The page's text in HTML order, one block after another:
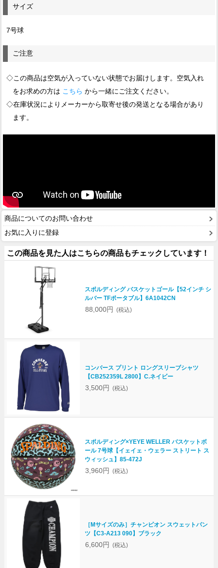
サイズ
7号球
ご注意
◇この商品は空気が入っていない状態でお届けします。空気入れ
をお求めの方は こちら から一緒にご注文ください。
◇在庫状況によりメーカーから取寄せ後の発送となる場合があり
ます。
商品についてのお問い合わせ
お気に入りに登録
この商品を見た人はこちらの商品もチェックしています！
スポルディング バスケットゴール【52インチ シ
ルバー TFポータブル】6A1042CN
88,000円 (税込)
コンバース プリント ロングスリーブシャツ
【CB252359L 2800】C.ネイビー
3,500円 (税込)
スポルディング×YEYE WELLER バスケットボ
ール 7号球【イェイェ・ウェラー ストリート ス
ウィッシュ】85-472J
3,960円 (税込)
［Mサイズのみ］チャンピオン スウェットパン
ツ【C3-A213 090】ブラック
6,600円 (税込)